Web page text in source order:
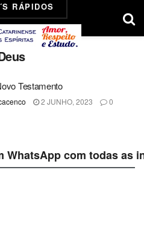
RÁPIDOS
Testamento
2 JUNHO, 2023 0
WhatsApp com todas